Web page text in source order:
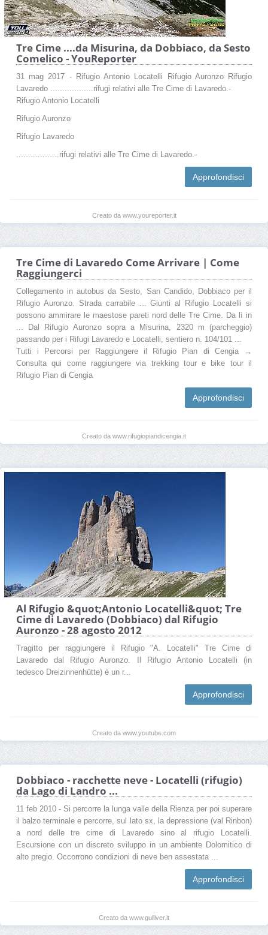
Tre Cime ....da Misurina, da Dobbiaco, da Sesto
Comelico - YouReporter
31 mag 2017 - Rifugio Antonio Locatelli Rifugio Auronzo Rifugio
Lavaredo ..................rifugi relativi alle Tre Cime di Lavaredo.-
Rifugio Antonio Locatelli
Rifugio Auronzo
Rifugio Lavaredo
..................rifugi relativi alle Tre Cime di Lavaredo.-
Approfondisci
Creato da www.youreporter.it
Tre Cime di Lavaredo Come Arrivare | Come
Raggiungerci
Collegamento in autobus da Sesto, San Candido, Dobbiaco per il
Rifugio Auronzo. Strada carrabile ... Giunti al Rifugio Locatelli si
possono ammirare le maestose pareti nord delle Tre Cime. Da lì in
... Dal Rifugio Auronzo sopra a Misurina, 2320 m (parcheggio)
passando per i Rifugi Lavaredo e Locatelli, sentiero n. 104/101 ...
Tutti i Percorsi per Raggiungere il Rifugio Pian di Cengia →
Consulta qui come raggiungere via trekking tour e bike tour il
Rifugio Pian di Cengia
Approfondisci
Creato da www.rifugiopiandicengia.it
Al Rifugio &quot;Antonio Locatelli&quot; Tre
Cime di Lavaredo (Dobbiaco) dal Rifugio
Auronzo - 28 agosto 2012
Tragitto per raggiungere il Rifugio "A. Locatelli" Tre Cime di
Lavaredo dal Rifugio Auronzo. Il Rifugio Antonio Locatelli (in
tedesco Dreizinnenhütte) è un r...
Approfondisci
Creato da www.youtube.com
Dobbiaco - racchette neve - Locatelli (rifugio)
da Lago di Landro ...
11 feb 2010 - Si percorre la lunga valle della Rienza per poi superare
il balzo terminale e percorre, sul lato sx, la depressione (val Rinbon)
a nord delle tre cime di Lavaredo sino al rifugio Locatelli.
Escursione con un discreto sviluppo in un ambiente Dolomitico di
alto pregio. Occorrono condizioni di neve ben assestata ...
Approfondisci
Creato da www.gulliver.it